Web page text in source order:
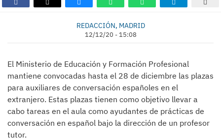
REDACCIÓN, MADRID
12/12/20 - 15:08
El Ministerio de Educación y Formación Profesional
mantiene convocadas hasta el 28 de diciembre las plazas
para auxiliares de conversación españoles en el
extranjero. Estas plazas tienen como objetivo llevar a
cabo tareas en el aula como ayudantes de prácticas de
conversación en español bajo la dirección de un profesor
tutor.